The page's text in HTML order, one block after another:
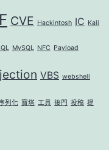
CVE Hackintosh IC Kali
MySQL NFC Payload
VBS webshell
列化 寶塔 工具 後門 投稿 提